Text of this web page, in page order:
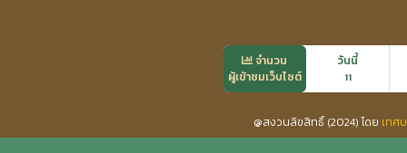
จำนวน
ผู้เข้าชมเว็บไซต์
วันนี้
11
@สงวนลิขสิทธิ์ (2024) โดย เทศ